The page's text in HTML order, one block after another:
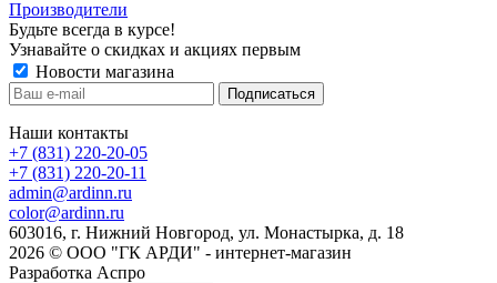
Производители
Будьте всегда в курсе!
Узнавайте о скидках и акциях первым
Новости магазина
Наши контакты
+7 (831) 220-20-05
+7 (831) 220-20-11
admin@ardinn.ru
color@ardinn.ru
603016, г. Нижний Новгород, ул. Монастырка, д. 18
2026 © ООО "ГК АРДИ" - интернет-магазин
Разработка Аспро